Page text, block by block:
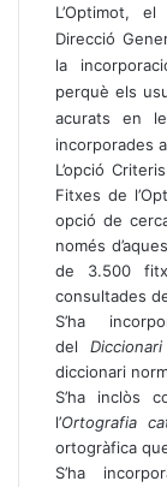
L’Optimot,
Direcció
la
perquè els
acurats en
incorporades
L’opció
Fitxes de
opció de
només
de 3.500
consultades
S’ha
del
diccionari
S’ha inclòs
l’Ortografia
ortogràfica
S’ha